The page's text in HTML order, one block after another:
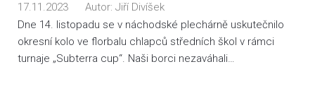
17.11.2023 Autor: Jiří Divíšek
Dne 14. listopadu se v náchodské plechárně uskutečnilo
okresní kolo ve florbalu chlapců středních škol v rámci
turnaje „Subterra cup“. Naši borci nezaváhali…